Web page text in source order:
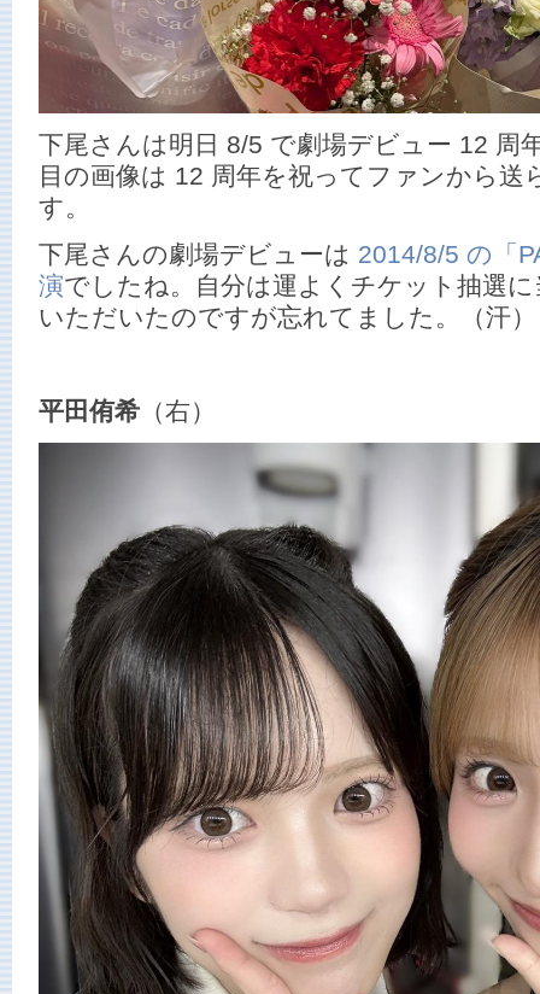
下尾さんは明日 8/5 で劇場デビュー 12 周
目の画像は 12 周年を祝ってファンから送
す。
下尾さんの劇場デビューは 2014/8/5 の「
演でしたね。自分は運よくチケット抽選
いただいたのですが忘れてました。（汗）
平田侑希 （右）